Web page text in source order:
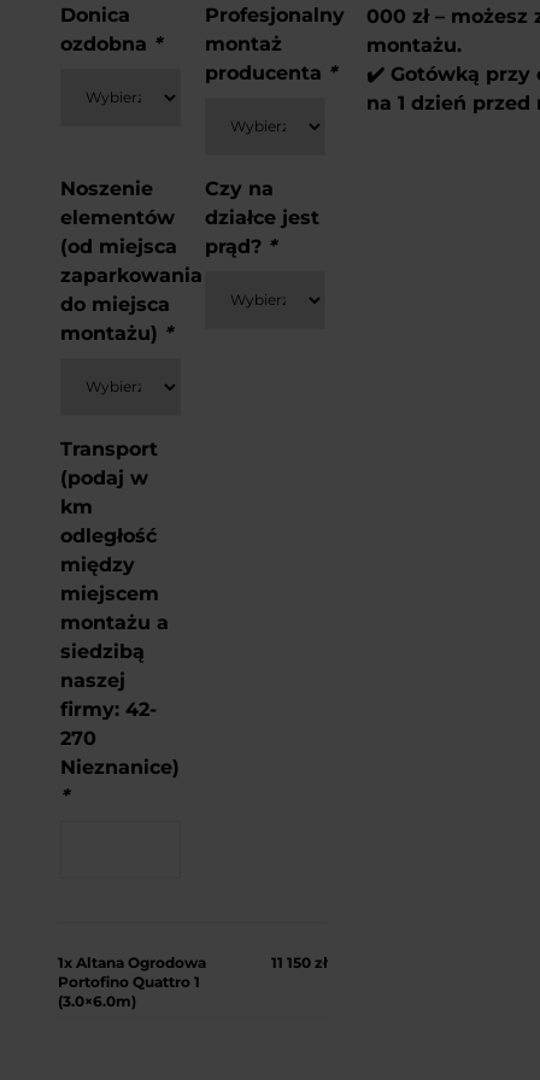
000 zł – możesz
montażu.
✔️ Gotówką przy
na 1 dzień przed
Donica
ozdobna *
Profesjonalny
montaż
producenta *
Noszenie
elementów
(od miejsca
zaparkowania
do miejsca
montażu) *
Czy na
działce jest
prąd? *
Transport
(podaj w
km
odległość
między
miejscem
montażu a
siedzibą
naszej
firmy: 42-
270
Nieznanice)
*
1x Altana Ogrodowa
Portofino Quattro 1
(3.0×6.0m)
11 150 zł